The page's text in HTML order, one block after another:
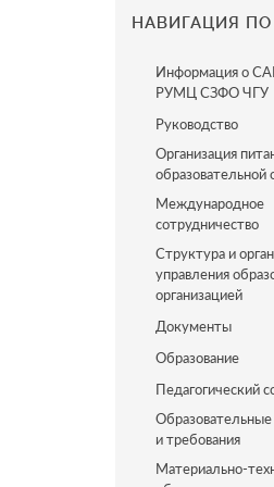
НАВИГАЦИЯ ПО
Информация о
РУМЦ СЗФО ЧГУ
Руководство
Организация
образовательной
Международное
сотрудничество
Структура и
управления
организацией
Документы
Образование
Педагогический
и требования
Материально-